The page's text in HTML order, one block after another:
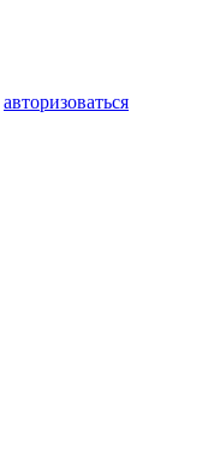
авторизоваться